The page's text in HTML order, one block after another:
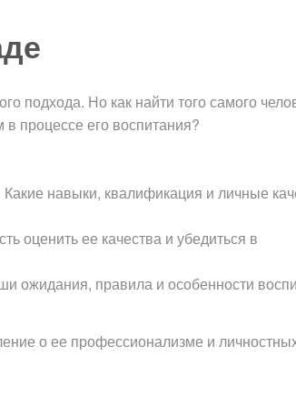
подхода. Но как найти того самого
процессе его воспитания?
навыки, квалификация и личные
оценить ее качества и убедиться в
ожидания, правила и особенности
о ее профессионализме и